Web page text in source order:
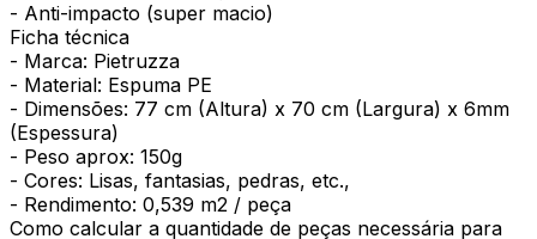
- Anti-impacto (super macio)
Ficha técnica
- Marca: Pietruzza
- Material: Espuma PE
- Dimensões: 77 cm (Altura) x 70 cm (Largura) x 6mm
(Espessura)
- Peso aprox: 150g
- Cores: Lisas, fantasias, pedras, etc.,
- Rendimento: 0,539 m2 / peça
Como calcular a quantidade de peças necessária para